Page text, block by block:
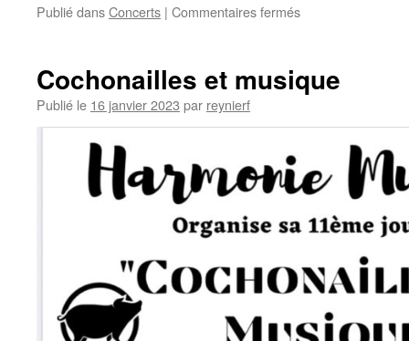
Publié dansConcerts | Commentaires ferméssur
ans
Cochonailles et musique
Publié le 16 janvier 2023 par reynierf